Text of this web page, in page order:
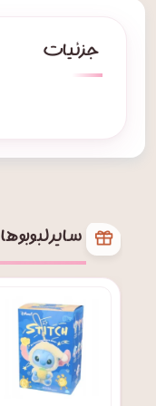
سایر لبوبو ها